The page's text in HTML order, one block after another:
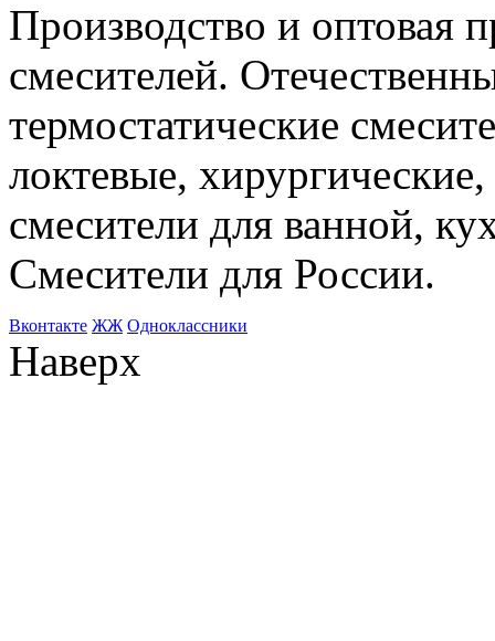
Производство и оптовая
смесителей.
термостатические
локтевые,
смесители для ванной,
Смесители для России.
Bконтакте ЖЖ Одноклассники
Наверх